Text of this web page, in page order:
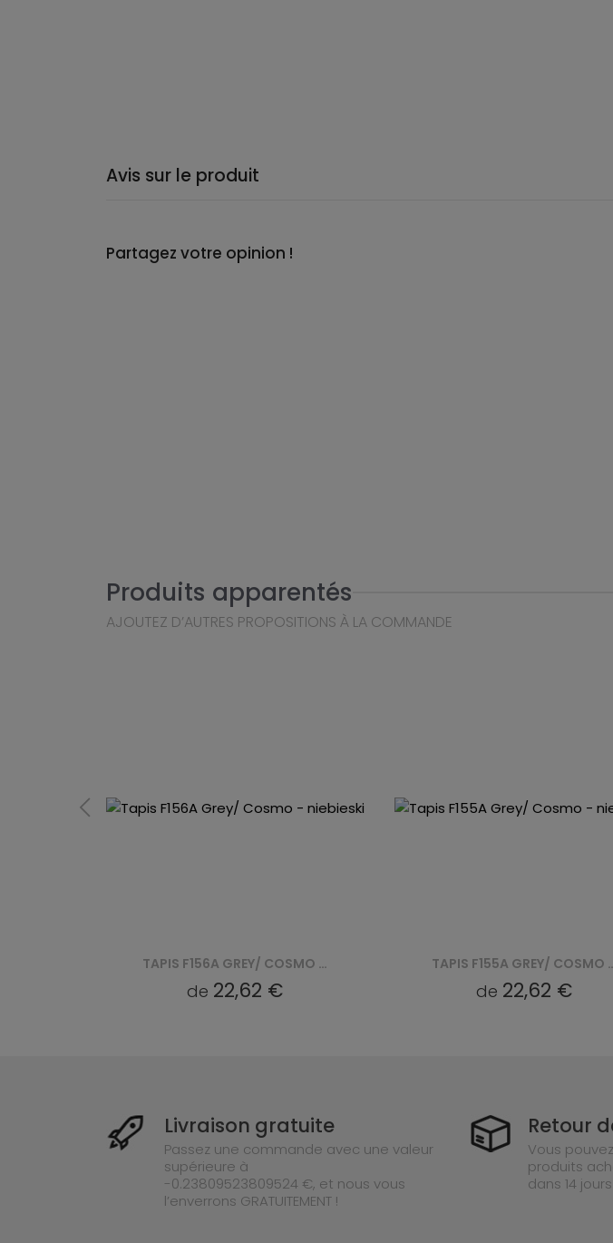
Avis sur le produit
Partagez votre opinion !
Produits apparentés
AJOUTEZ D’AUTRES PROPOSITIONS À LA COMMANDE
TAPIS F156A GREY/ COSMO - NIEBIESKI
de 22,62 €
TAPIS F155A
de 22,62 €
Livraison gratuite
Passez une commande avec une valeur
supérieure à
-0.23809523809524 €, et nous vous
l’enverrons GRATUITEMENT !
Retour
Vous
produits
dans 14 jours